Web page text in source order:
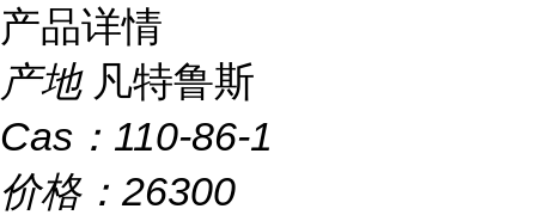
产品详情
产地 凡特鲁斯
Cas： 110-86-1
价格： 26300